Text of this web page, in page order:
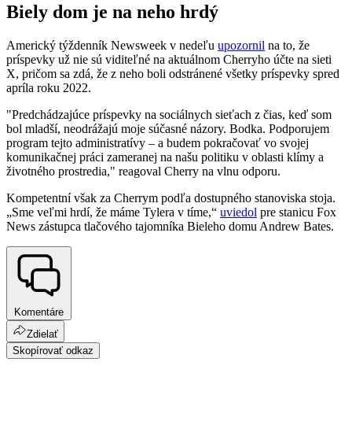
Biely dom je na neho hrdý
Americký týždenník Newsweek v nedeľu upozornil na to, že
príspevky už nie sú viditeľné na aktuálnom Cherryho účte na sieti
X, pričom sa zdá, že z neho boli odstránené všetky príspevky spred
apríla roku 2022.
"Predchádzajúce príspevky na sociálnych sieťach z čias, keď som
bol mladší, neodrážajú moje súčasné názory. Bodka. Podporujem
program tejto administratívy – a budem pokračovať vo svojej
komunikačnej práci zameranej na našu politiku v oblasti klímy a
životného prostredia," reagoval Cherry na vlnu odporu.
Kompetentní však za Cherrym podľa dostupného stanoviska stoja.
„Sme veľmi hrdí, že máme Tylera v tíme,“ uviedol pre stanicu Fox
News zástupca tlačového tajomníka Bieleho domu Andrew Bates.
Komentáre
Zdielať
Skopírovať odkaz